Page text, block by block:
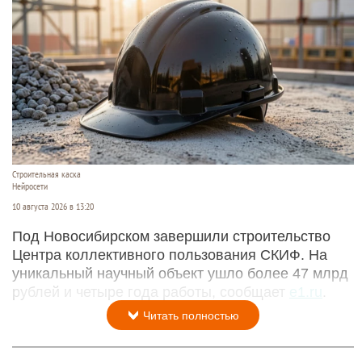
Строительная каска
Нейросети
10 августа 2026 в 13:20
Под Новосибирском завершили строительство
Центра коллективного пользования СКИФ. На
уникальный научный объект ушло более 47 млрд
рублей и четыре года работы, сообщает
e1.ru
Читать полностью